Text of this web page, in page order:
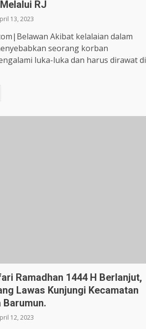
RJ
13, 2023
Akibat kelalaian dalam
seorang korban
luka-luka dan harus dirawat di
Ramadhan 1444 H Berlanjut,
Lawas Kunjungi Kecamatan
Barumun.
12, 2023